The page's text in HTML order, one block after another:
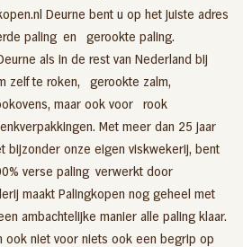
Deurne bent u op het juiste adres
paling en gerookte paling.
als in de rest van Nederland bij
zelf te roken, gerookte zalm,
, maar ook voor
rook
. Met meer dan 25 jaar
bijzonder onze eigen viskwekerij, bent
verse paling verwerkt door
maakt Palingkopen nog geheel met
ambachtelijke manier alle paling klaar.
ook niet voor niets ook een begrip op